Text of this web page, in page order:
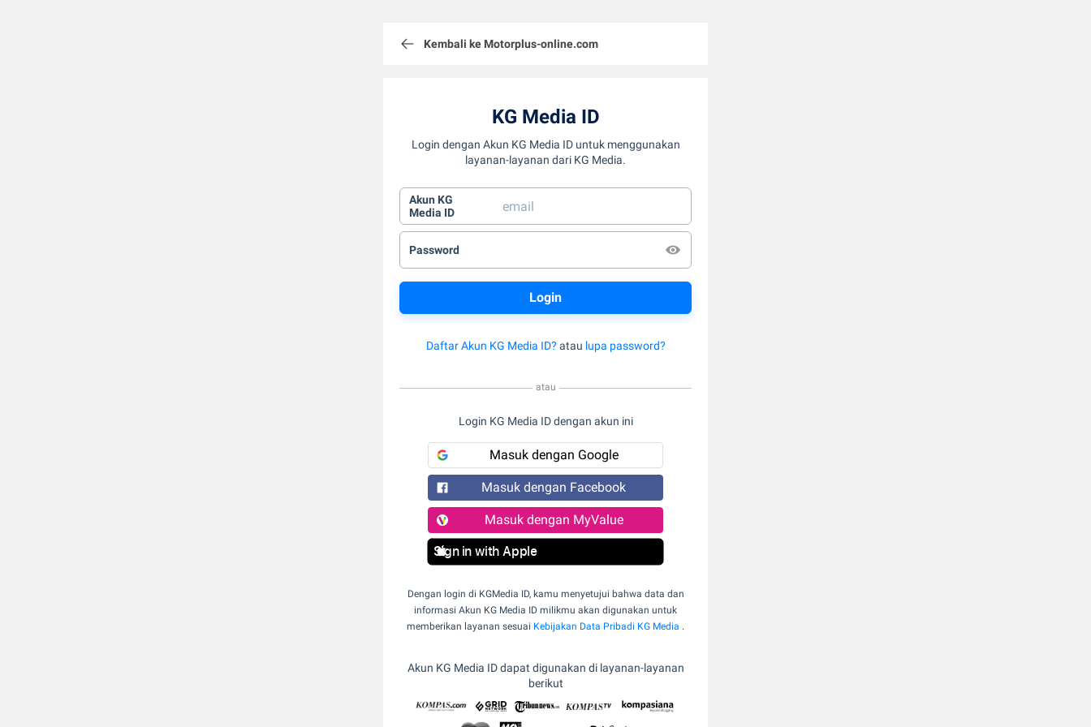
Kembali ke Motorplus-online.com
KG Media ID
Login dengan Akun KG Media ID untuk menggunakan
layanan-layanan dari KG Media.
Akun KG
Media ID
Password
Daftar Akun KG Media ID? atau lupa password?
atau
Login KG Media ID dengan akun ini
Masuk dengan Google
Masuk dengan Facebook
Masuk dengan MyValue
Sign in with Apple
Dengan login di KGMedia ID, kamu menyetujui bahwa data dan
informasi Akun KG Media ID milikmu akan digunakan untuk
memberikan layanan sesuai Kebijakan Data Pribadi KG Media .
Akun KG Media ID dapat digunakan di layanan-layanan
berikut